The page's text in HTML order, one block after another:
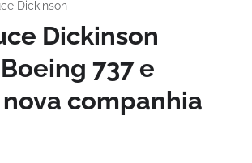
Dickinson
Dickinson
737 e
companhia